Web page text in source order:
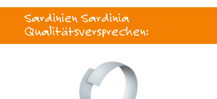
Sardinien Sardinia
Qualitätsversprechen: